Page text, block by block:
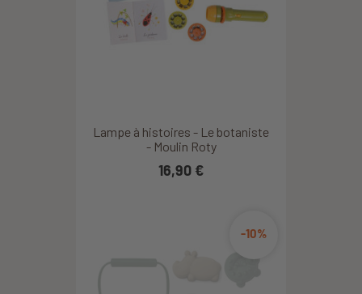
Lampe à histoires - Le botaniste
- Moulin Roty
16,90 €
-10%